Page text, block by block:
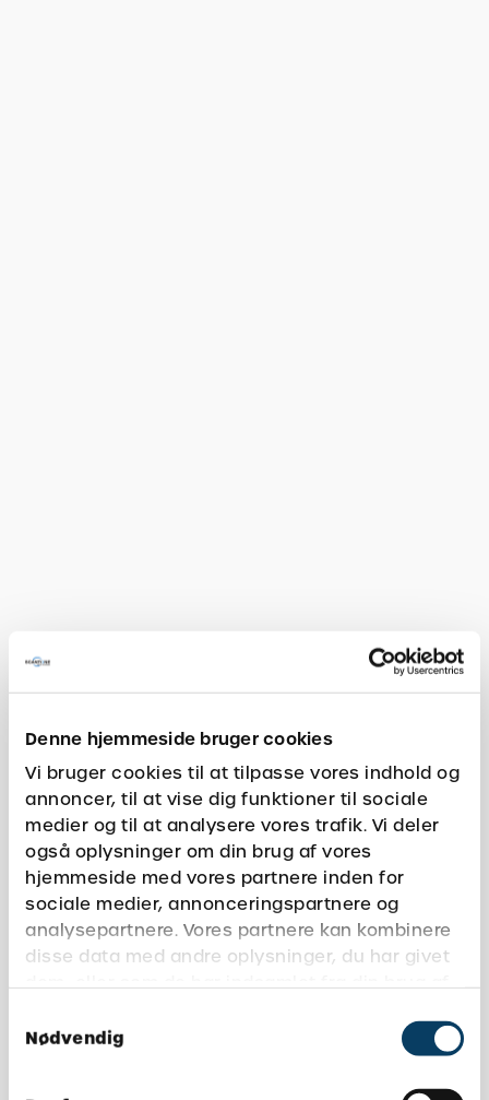
Denne hjemmeside bruger cookies
Vi bruger cookies til at tilpasse vores indhold og
annoncer, til at vise dig funktioner til sociale
medier og til at analysere vores trafik. Vi deler
også oplysninger om din brug af vores
hjemmeside med vores partnere inden for
sociale medier, annonceringspartnere og
analysepartnere. Vores partnere kan kombinere
disse data med andre oplysninger, du har givet
dem, eller som de har indsamlet fra din brug af
Nødvendig